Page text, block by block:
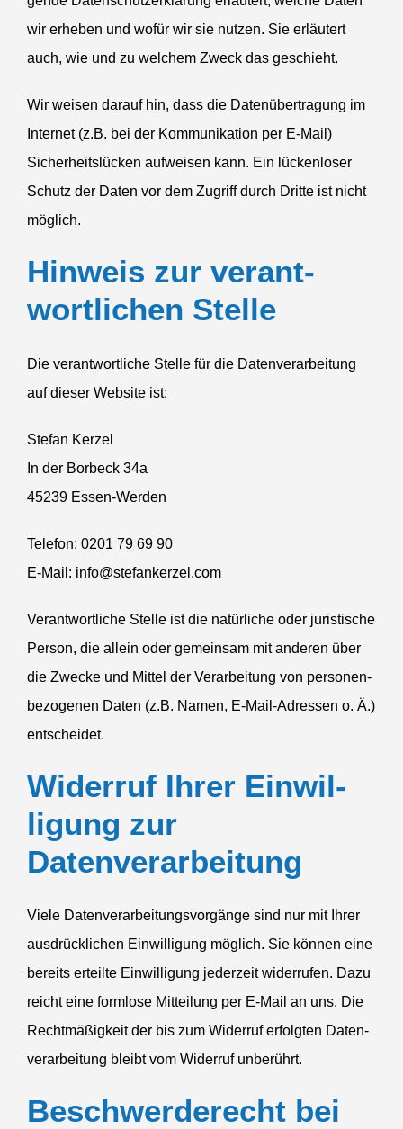
wir erheben und wofür wir sie nutzen. Sie erläutert
auch, wie und zu welchem Zweck das geschieht.
Wir weisen darauf hin, dass die Daten­über­tragung im
Internet (z.B. bei der Kommu­ni­kation per E‑Mail)
Sicher­heits­lücken aufweisen kann. Ein lücken­loser
Schutz der Daten vor dem Zugriff durch Dritte ist nicht
möglich.
Hinweis zur verant­
wort­lichen Stelle
Die verant­wort­liche Stelle für die Daten­ver­ar­beitung
auf dieser Website ist:
Stefan Kerzel
In der Borbeck 34a
45239 Essen-Werden
Telefon: 0201 79 69 90
E‑Mail: info@stefankerzel.com
Verant­wort­liche Stelle ist die natür­liche oder juris­tische
Person, die allein oder gemeinsam mit anderen über
die Zwecke und Mittel der Verar­beitung von perso­nen­
be­zo­genen Daten (z.B. Namen, E‑Mail-Adressen o. Ä.)
entscheidet.
Widerruf Ihrer Einwil­
ligung zur
Datenverarbeitung
Viele Daten­ver­ar­bei­tungs­vor­gänge sind nur mit Ihrer
ausdrück­lichen Einwil­ligung möglich. Sie können eine
bereits erteilte Einwil­ligung jederzeit wider­rufen. Dazu
reicht eine formlose Mitteilung per E‑Mail an uns. Die
Recht­mä­ßigkeit der bis zum Widerruf erfolgten Daten­
ver­ar­beitung bleibt vom Widerruf unberührt.
Beschwer­de­recht bei